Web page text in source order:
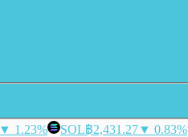
▼ 1.23% SOL฿2,431.27▼ 0.83%